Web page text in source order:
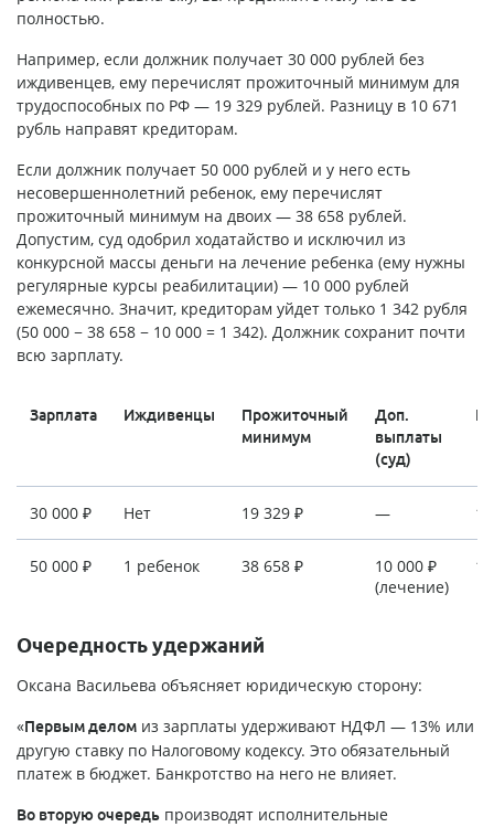
полностью.
Например, если должник получает 30 000 рублей без
иждивенцев, ему перечислят прожиточный минимум для
трудоспособных по РФ — 19 329 рублей. Разницу в 10 671
рубль направят кредиторам.
Если должник получает 50 000 рублей и у него есть
несовершеннолетний ребенок, ему перечислят
прожиточный минимум на двоих — 38 658 рублей.
Допустим, суд одобрил ходатайство и исключил из
конкурсной массы деньги на лечение ребенка (ему нужны
регулярные курсы реабилитации) — 10 000 рублей
ежемесячно. Значит, кредиторам уйдет только 1 342 рубля
(50 000 − 38 658 − 10 000 = 1 342). Должник сохранит почти
всю зарплату.
Зарплата Иждивенцы
Прожиточный
минимум
Доп.
выплаты
(суд)
30 000 ₽ Нет 19 329 ₽ —
50 000 ₽ 1 ребенок 38 658 ₽
10 000 ₽
(лечение)
1
Очередность удержаний
Оксана Васильева объясняет юридическую сторону:
«Первым делом из зарплаты удерживают НДФЛ — 13% или
другую ставку по Налоговому кодексу. Это обязательный
платеж в бюджет. Банкротство на него не влияет.
Во вторую очередь производят исполнительные